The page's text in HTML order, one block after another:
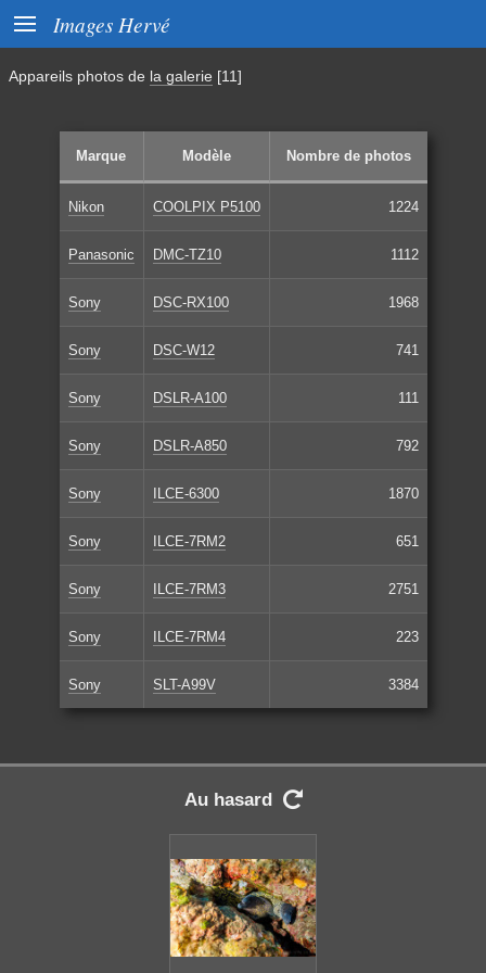
 Images Hervé
Appareils photos de la galerie [11]
Marque Modèle Nombre de photos
Nikon COOLPIX P5100 1224
Panasonic DMC-TZ10 1112
Sony DSC-RX100 1968
Sony DSC-W12 741
Sony DSLR-A100 111
Sony DSLR-A850 792
Sony ILCE-6300 1870
Sony ILCE-7RM2 651
Sony ILCE-7RM3 2751
Sony ILCE-7RM4 223
Sony SLT-A99V 3384
Au hasard 